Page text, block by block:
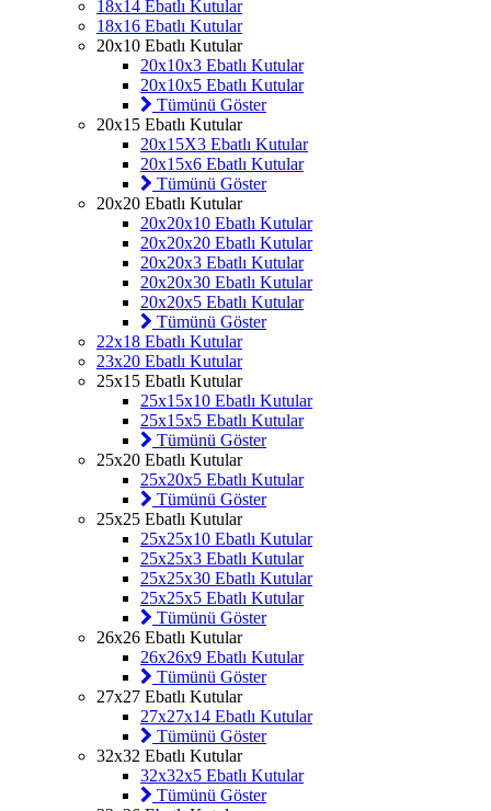
18x14 Ebatlı Kutular
18x16 Ebatlı Kutular
20x10 Ebatlı Kutular
20x10x3 Ebatlı Kutular
20x10x5 Ebatlı Kutular
Tümünü Göster
20x15 Ebatlı Kutular
20x15X3 Ebatlı Kutular
20x15x6 Ebatlı Kutular
Tümünü Göster
20x20 Ebatlı Kutular
20x20x10 Ebatlı Kutular
20x20x20 Ebatlı Kutular
20x20x3 Ebatlı Kutular
20x20x30 Ebatlı Kutular
20x20x5 Ebatlı Kutular
Tümünü Göster
22x18 Ebatlı Kutular
23x20 Ebatlı Kutular
25x15 Ebatlı Kutular
25x15x10 Ebatlı Kutular
25x15x5 Ebatlı Kutular
Tümünü Göster
25x20 Ebatlı Kutular
25x20x5 Ebatlı Kutular
Tümünü Göster
25x25 Ebatlı Kutular
25x25x10 Ebatlı Kutular
25x25x3 Ebatlı Kutular
25x25x30 Ebatlı Kutular
25x25x5 Ebatlı Kutular
Tümünü Göster
26x26 Ebatlı Kutular
26x26x9 Ebatlı Kutular
Tümünü Göster
27x27 Ebatlı Kutular
27x27x14 Ebatlı Kutular
Tümünü Göster
32x32 Ebatlı Kutular
32x32x5 Ebatlı Kutular
Tümünü Göster